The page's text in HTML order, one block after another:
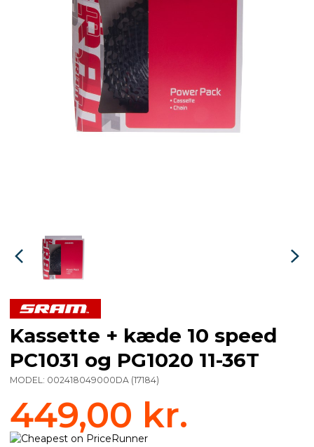
Kassette + kæde 10 speed
PC1031 og PG1020 11-36T
MODEL: 002418049000DA (17184)
449,00 kr.